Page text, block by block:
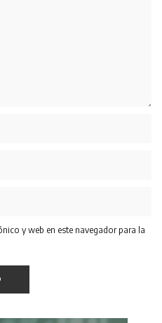
y web en este navegador para la